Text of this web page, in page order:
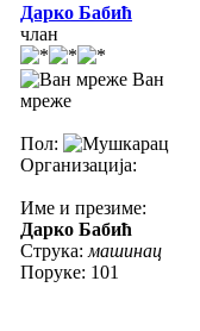
Дарко Бабић
члан
Ван
мреже
Пол:
Организација:
Име и презиме:
Дарко Бабић
Струка: машинац
Поруке: 101